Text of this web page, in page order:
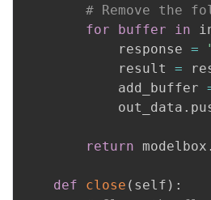
# Remove the
for
buffer in
            response
=
            result
=
            add_buffer
            out_data
.
return modelbox .
def close ( self ) :